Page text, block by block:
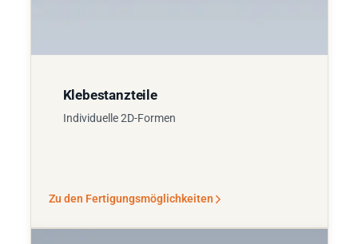
Klebestanzteile
Individuelle 2D-Formen
Zu den Fertigungsmöglichkeiten